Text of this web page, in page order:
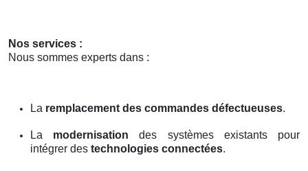
Nos services :
Nous sommes experts dans :
La remplacement des commandes défectueuses.
La modernisation des systèmes existants pour
intégrer des technologies connectées.